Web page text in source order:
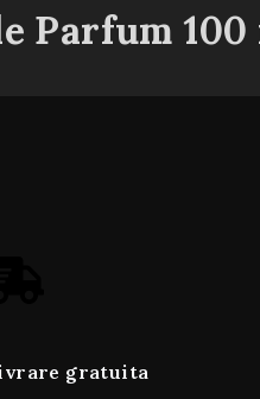
Parfum 100
gratuita